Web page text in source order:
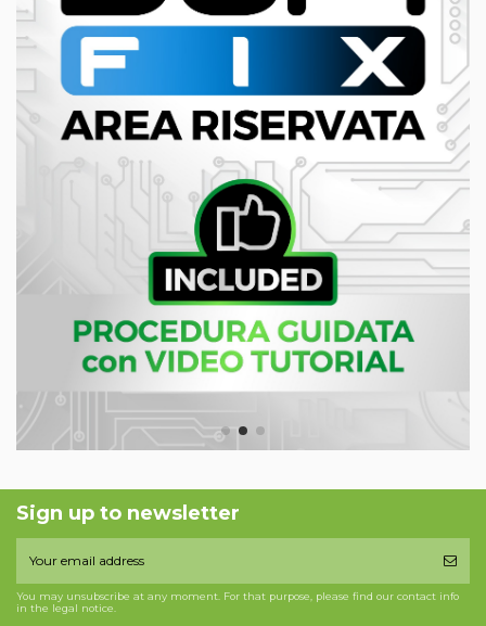
Sign up to newsletter
You may unsubscribe at any moment. For that purpose, please find our contact info
in the legal notice.